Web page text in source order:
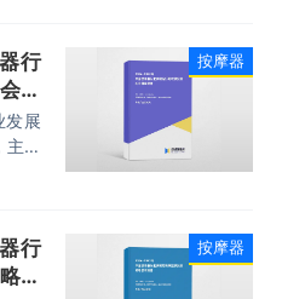
行
洞
展
主要
、
按摩器
行
咨
按摩器